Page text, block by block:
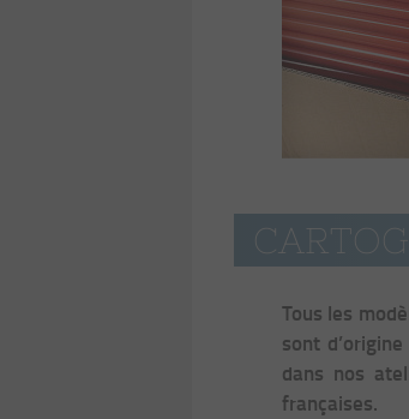
Tous les
sont
dans nos
françaises.